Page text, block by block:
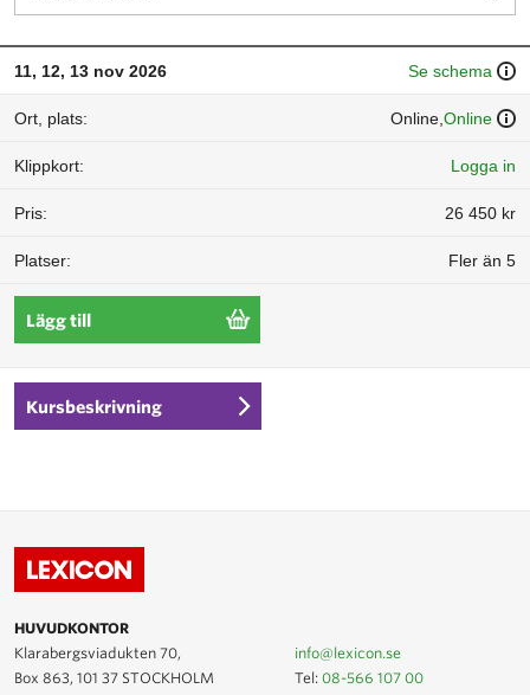
11, 12, 13 nov 2026 Se schema
Online, Online
Logga in
26 450 kr
Fler än 5
Lägg till
Kursbeskrivning
HUVUDKONTOR
Klarabergsviadukten 70,
Box 863, 101 37 STOCKHOLM
info@lexicon.se
Tel:08-566 107 00